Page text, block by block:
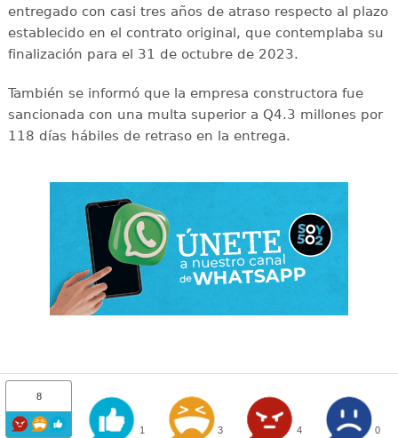
entregado con casi tres años de atraso respecto al plazo
establecido en el contrato original, que contemplaba su
finalización para el 31 de octubre de 2023.
También se informó que la empresa constructora fue
sancionada con una multa superior a Q4.3 millones por
118 días hábiles de retraso en la entrega.
8
1 3 4 0